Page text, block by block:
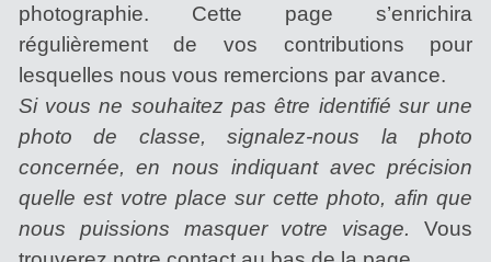
photographie. Cette page s’enrichira
régulièrement de vos contributions pour
lesquelles nous vous remercions par avance.
Si vous ne souhaitez pas être identifié sur une
photo de classe, signalez-nous la photo
concernée, en nous indiquant avec précision
quelle est votre place sur cette photo, afin que
nous puissions masquer votre visage.
Vous